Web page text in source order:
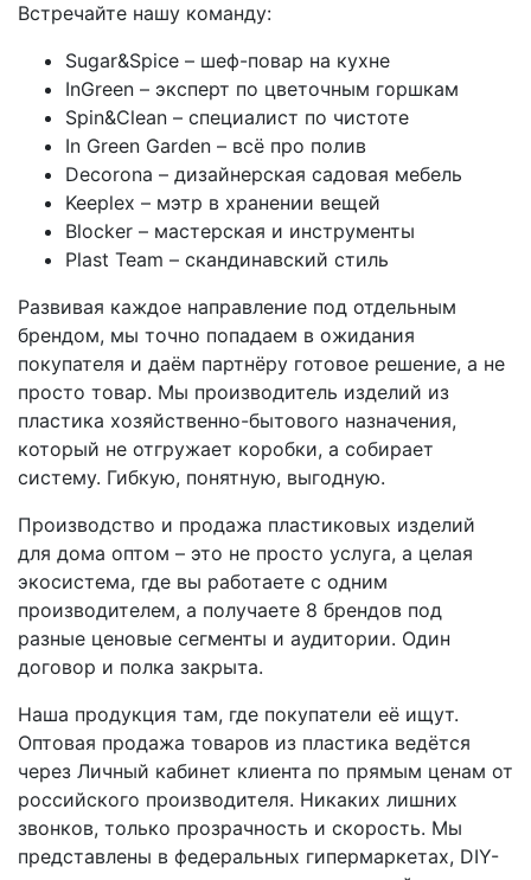
Встречайте нашу команду:
Sugar&Spice – шеф-повар на кухне
InGreen – эксперт по цветочным горшкам
Spin&Clean – специалист по чистоте
In Green Garden – всё про полив
Decorona – дизайнерская садовая мебель
Keeplex – мэтр в хранении вещей
Blocker – мастерская и инструменты
Plast Team – скандинавский стиль
Развивая каждое направление под отдельным
брендом, мы точно попадаем в ожидания
покупателя и даём партнёру готовое решение, а не
просто товар. Мы производитель изделий из
пластика хозяйственно-бытового назначения,
который не отгружает коробки, а собирает
систему. Гибкую, понятную, выгодную.
Производство и продажа пластиковых изделий
для дома оптом – это не просто услуга, а целая
экосистема, где вы работаете с одним
производителем, а получаете 8 брендов под
разные ценовые сегменты и аудитории. Один
договор и полка закрыта.
Наша продукция там, где покупатели её ищут.
Оптовая продажа товаров из пластика ведётся
через Личный кабинет клиента по прямым ценам от
российского производителя. Никаких лишних
звонков, только прозрачность и скорость. Мы
представлены в федеральных гипермаркетах, DIY-